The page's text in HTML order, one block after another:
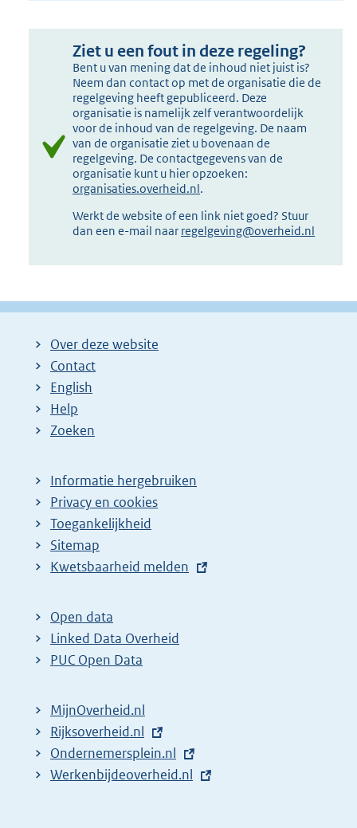
Ziet u een fout in deze regeling?
Bent u van mening dat de inhoud niet juist is?
Neem dan contact op met de organisatie die de
regelgeving heeft gepubliceerd. Deze
organisatie is namelijk zelf verantwoordelijk
voor de inhoud van de regelgeving. De naam
van de organisatie ziet u bovenaan de
regelgeving. De contactgegevens van de
organisatie kunt u hier opzoeken:
organisaties.overheid.nl.
Werkt de website of een link niet goed? Stuur
dan een e-mail naar regelgeving@overheid.nl
Over deze website
Contact
English
Help
Zoeken
Informatie hergebruiken
Privacy en cookies
Toegankelijkheid
Sitemap
E
t
e
r
l
i
n
k
Kwetsbaarheid melden
Open data
Linked Data Overheid
PUC Open Data
MijnOverheid.nl
E
x
t
Rijksoverheid.nl
E
x
Ondernemersplein.nl
E
Werkenbijdeoverheid.nl